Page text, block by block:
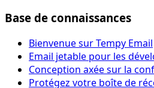
Base de connaissances
Bienvenue sur Tempy Email
Email jetable pour les
Conception axée sur la
Protégez votre boîte de